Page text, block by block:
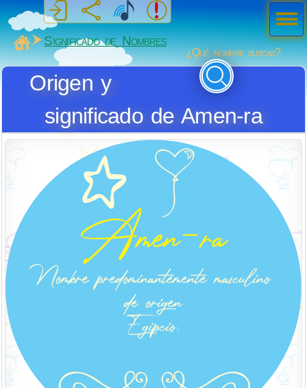
MiSabueso
Significado de Nombres
¿Qué nombre buscas?
Origen y
significado de Amen-ra
Men
ú